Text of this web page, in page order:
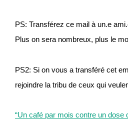
PS: Transférez ce mail à un.e
Plus on sera nombreux, plus le
PS2: Si on vous a transféré cet
rejoindre la tribu de ceux qui
“Un café par mois contre un dose